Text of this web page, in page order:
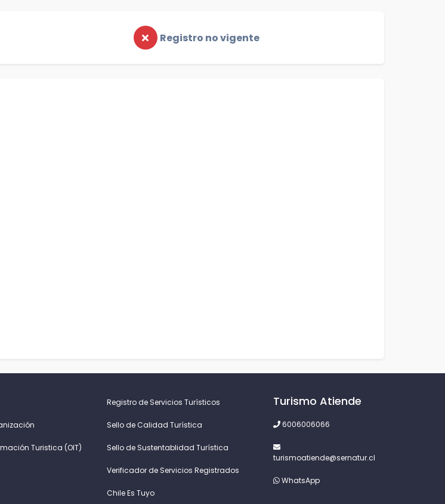
Registro no vigente
Turistica (OIT)
Registro de Servicios Turísticos
Sello de Calidad Turística
Sello de Sustentablidad Turística
Verificador de Servicios Registrados
Chile Es Tuyo
Turismo Atiende
6006006066
turismoatiende@sernatur.cl
WhatsApp